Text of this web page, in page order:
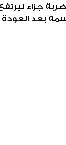
بعد العودة